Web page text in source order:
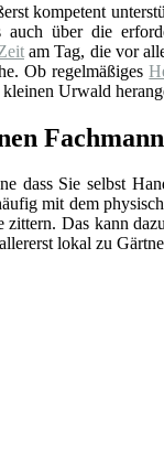
kompetent
über die
am Tag, die vor
Ob regelmäßiges
Urwald
dass Sie selbst
mit dem
Das kann
lokal zu